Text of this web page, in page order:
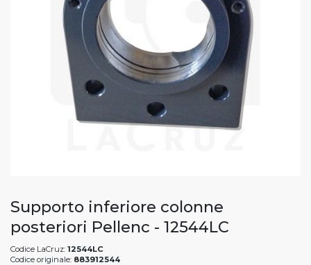
Supporto inferiore colonne
posteriori Pellenc - 12544LC
Codice LaCruz: 12544LC
Codice originale: 883912544